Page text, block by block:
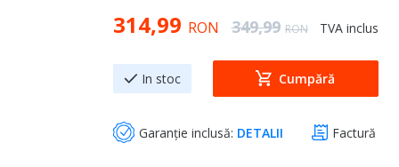
Special Price
314,99 RON Regular Price
349,99 RON TVA inclus
In stoc Cumpără
Garanție inclusă: DETALII Factură